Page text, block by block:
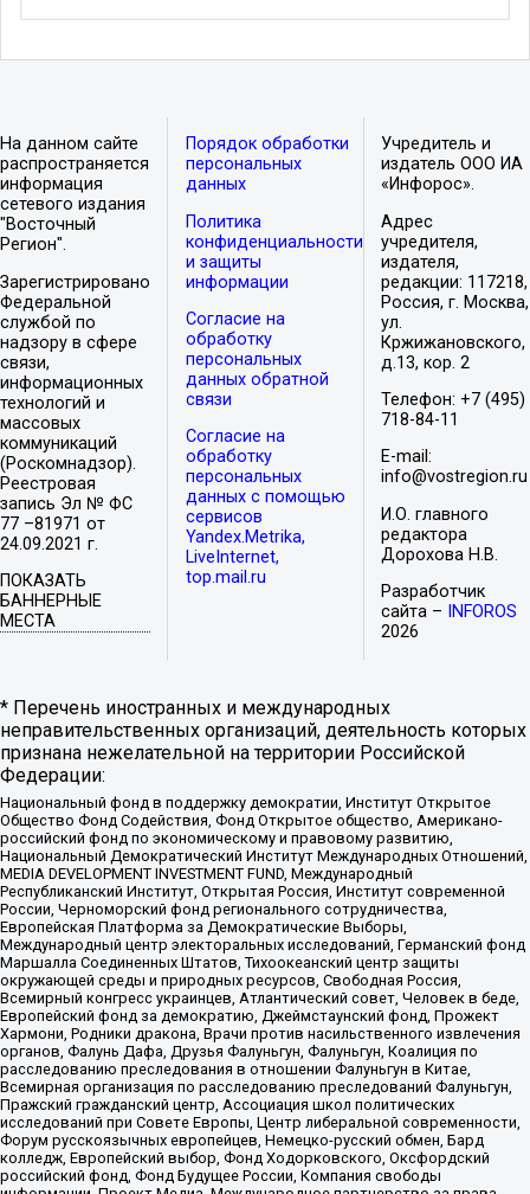
На данном сайте
распространяется
информация
сетевого издания
"Восточный
Регион".
Зарегистрировано
Федеральной
службой по
надзору в сфере
связи,
информационных
технологий и
массовых
коммуникаций
(Роскомнадзор).
Реестровая
запись Эл № ФС
77 –81971 от
24.09.2021 г.
ПОКАЗАТЬ
БАННЕРНЫЕ
МЕСТА
Порядок обработки
персональных
данных
Политика
конфиденциальности
и защиты
информации
Согласие на
обработку
персональных
данных обратной
связи
Согласие на
обработку
персональных
данных с помощью
сервисов
Yandex.Metrika,
LiveInternet,
top.mail.ru
Учредитель и
издатель ООО ИА
«Инфорос».
Адрес
учредителя,
издателя,
редакции: 117218,
Россия, г. Москва,
ул.
Кржижановского,
д.13, кор. 2
Телефон: +7 (495)
718-84-11
E-mail:
info@vostregion.ru
И.О. главного
редактора
Дорохова Н.В.
Разработчик
сайта –
INFOROS
2026
* Перечень иностранных и международных
неправительственных организаций, деятельность которых
признана нежелательной на территории Российской
Федерации:
Национальный фонд в поддержку демократии, Институт Открытое
Общество Фонд Содействия, Фонд Открытое общество, Американо-
российский фонд по экономическому и правовому развитию,
Национальный Демократический Институт Международных Отношений,
MEDIA DEVELOPMENT INVESTMENT FUND, Международный
Республиканский Институт, Открытая Россия, Институт современной
России, Черноморский фонд регионального сотрудничества,
Европейская Платформа за Демократические Выборы,
Международный центр электоральных исследований, Германский фонд
Маршалла Соединенных Штатов, Тихоокеанский центр защиты
окружающей среды и природных ресурсов, Свободная Россия,
Всемирный конгресс украинцев, Атлантический совет, Человек в беде,
Европейский фонд за демократию, Джеймстаунский фонд, Прожект
Хармони, Родники дракона, Врачи против насильственного извлечения
органов, Фалунь Дафа, Друзья Фалуньгун, Фалуньгун, Коалиция по
расследованию преследования в отношении Фалуньгун в Китае,
Всемирная организация по расследованию преследований Фалуньгун,
Пражский гражданский центр, Ассоциация школ политических
исследований при Совете Европы, Центр либеральной современности,
Форум русскоязычных европейцев, Немецко-русский обмен, Бард
колледж, Европейский выбор, Фонд Ходорковского, Оксфордский
российский фонд, Фонд Будущее России, Компания свободы